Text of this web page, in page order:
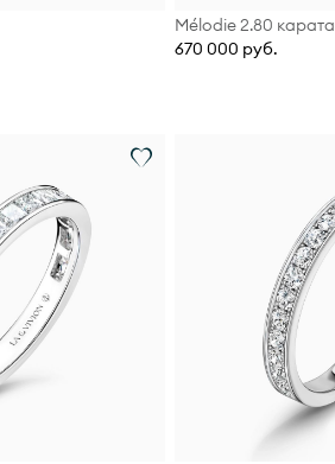
Mélodie 2.80 карата
670 000 руб.